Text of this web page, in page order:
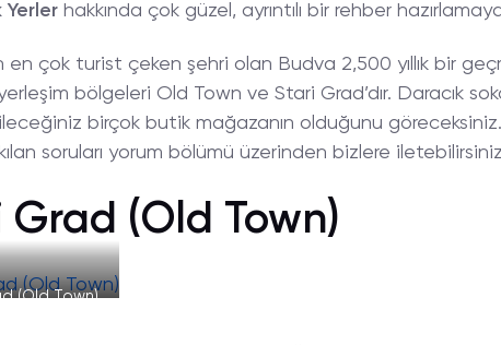
Yerler hakkında çok güzel, ayrıntılı bir rehber
en çok turist çeken şehri olan Budva 2,500 yıllık bir
bölgeleri Old Town ve Stari Grad’dır. Daracık
birçok butik mağazanın olduğunu göreceksiniz.
soruları yorum bölümü üzerinden bizlere
Grad (Old Town)
(Old Town)